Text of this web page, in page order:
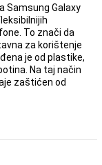
Samsung Galaxy
To znači da
za korištenje
je od plastike,
Na taj način
zaštićen od